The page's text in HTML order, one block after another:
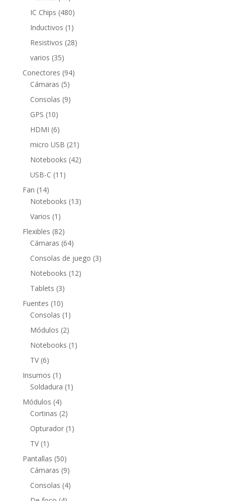
productos
IC Chips 480480
productos
Inductivos 1 1
producto
Resistivos 2828
varios 3535
productos
Conectores 9494
Cámaras 55
productos
Consolas 99
GPS 1010
productos
HDMI 66
productos
micro USB 21 21
productos
Notebooks 4242
USB-C 11 11
Fan 1414
productos
Notebooks 1313
Varios 1 1
producto
Flexibles 8282
productos
Cámaras 6464
productos
Consolas de juego 33
Notebooks 1212
Tablets 33
productos
Fuentes 1010
productos
Consolas 1 1
producto
Módulos 22
productos
Notebooks 1 1
TV 66
productos
Insumos 1 1
producto
Soldadura 1 1
Módulos 44
productos
Cortinas 22
productos
Opturador 1 1
TV 1 1
producto
Pantallas 5050
productos
Cámaras 99
productos
Consolas 44